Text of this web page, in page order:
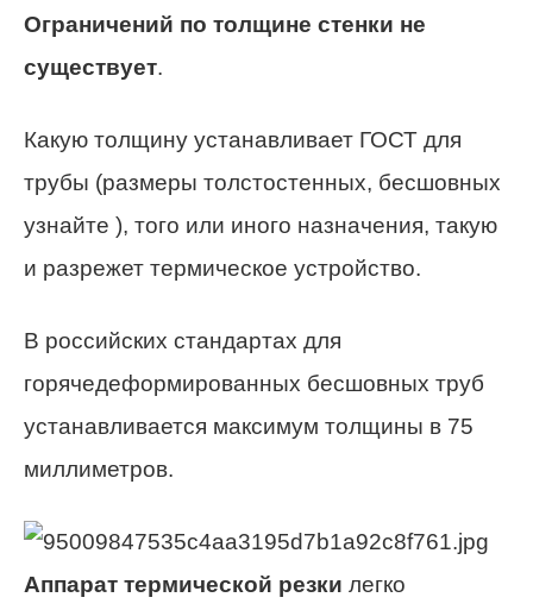
Ограничений по толщине стенки не
существует.
Какую толщину устанавливает ГОСТ для
трубы (размеры толстостенных, бесшовных
узнайте ), того или иного назначения, такую
и разрежет термическое устройство.
В российских стандартах для
горячедеформированных бесшовных труб
устанавливается максимум толщины в 75
миллиметров.
Аппарат термической резки легко